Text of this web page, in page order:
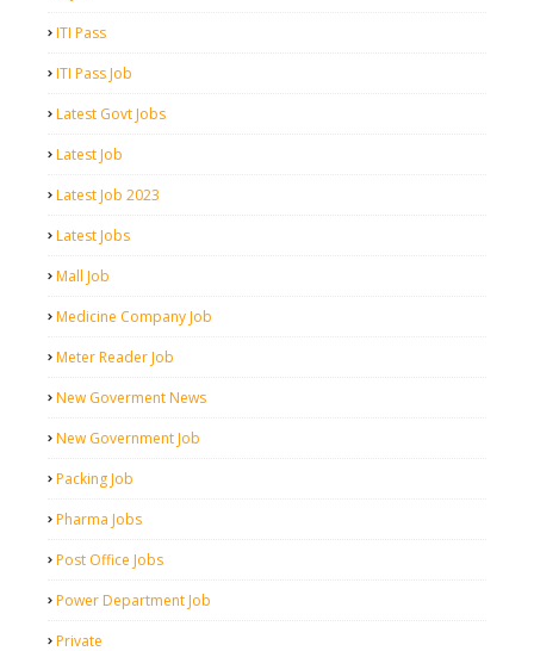
ITI Pass
ITI Pass Job
Latest Govt Jobs
Latest Job
Latest Job 2023
Latest Jobs
Mall Job
Medicine Company Job
Meter Reader Job
New Goverment News
New Government Job
Packing Job
Pharma Jobs
Post Office Jobs
Power Department Job
Private